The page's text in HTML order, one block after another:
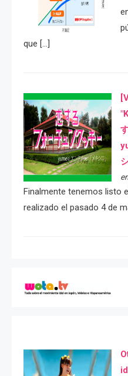
que […]
Finalmente tenemos listo
realizado el pasado 4 de